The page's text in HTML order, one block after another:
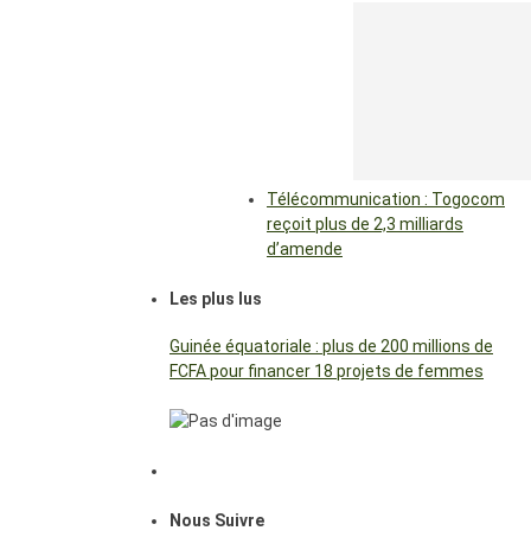
Télécommunication : Togocom
reçoit plus de 2,3 milliards
d’amende
Les plus lus
Guinée équatoriale : plus de 200 millions de
FCFA pour financer 18 projets de femmes
Nous Suivre